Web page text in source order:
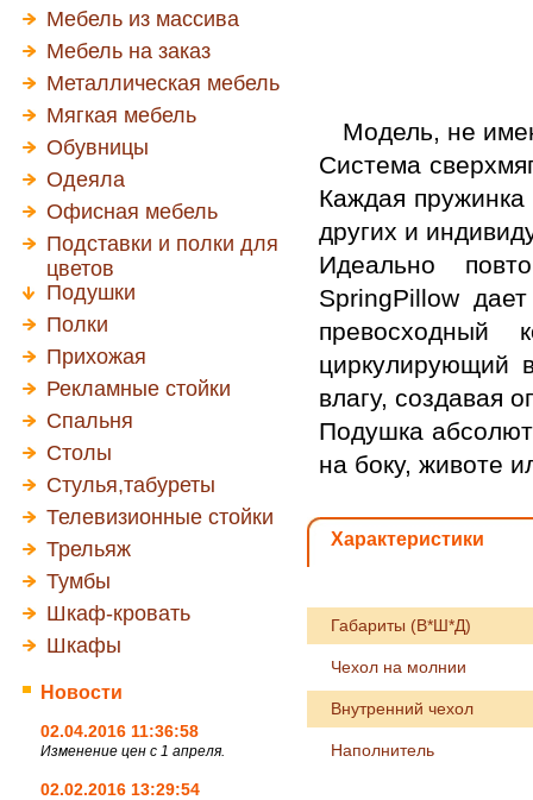
Мебель из массива
Мебель на заказ
Металлическая мебель
Мягкая мебель
Обувницы
Одеяла
Офисная мебель
Подставки и полки для
цветов
Подушки
Полки
Прихожая
Рекламные стойки
Спальня
Столы
Стулья,табуреты
Телевизионные стойки
Трельяж
Тумбы
Шкаф-кровать
Шкафы
Новости
02.04.2016 11:36:58
Изменение цен с 1 апреля.
02.02.2016 13:29:54
Модель, не
Система
Каждая
других и
Идеально
SpringPillow
превосходный
циркулирующий
влагу, создавая
Подушка
на боку, животе
Характеристики
Габариты (В*Ш*Д)
Чехол на молнии
Внутренний чехол
Наполнитель